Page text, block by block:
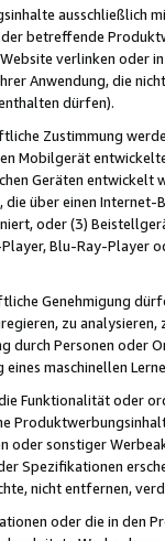
ausschließlich
betreffende
verlinken oder
Anwendung, die
dürfen).
Zustimmung
Mobilgerät
Geräten
über einen
oder (3)
Blu-Ray-Player
Genehmigung
zu
durch Personen
maschinellen
Funktionalität oder
sonstiger
Spezifikationen
nicht entfernen,
oder die in